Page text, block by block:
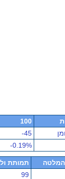
100
-45
-0.19%
תמותת
99